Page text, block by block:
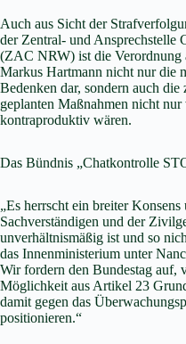
Auch aus Sicht der
der Zentral- und Ansprechstelle
(ZAC NRW) ist die Verordnung
Markus Hartmann nicht nur die
Bedenken dar, sondern auch
geplanten Maßnahmen nicht
kontraproduktiv wären.
Das Bündnis „Chatkontrolle
„Es herrscht ein breiter
Sachverständigen und der
unverhältnismäßig ist und so
das Innenministerium unter
Wir fordern den Bundestag auf,
Möglichkeit aus Artikel 23
damit gegen das
positionieren.“